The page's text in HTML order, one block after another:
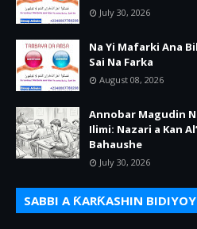
July 30, 2026
Na Yi Mafarki Ana
Sai Na Farka
August 08, 2026
Annobar Magudin
Ilimi: Nazari a Kan
Bahaushe
July 30, 2026
SABBI A ƘARƘASHIN